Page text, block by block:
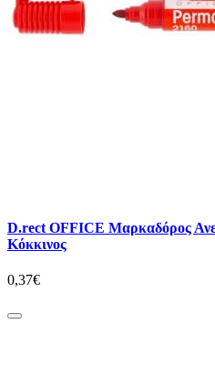
D.rect OFFICE Μαρκαδόρος
Κόκκινος
0,37€